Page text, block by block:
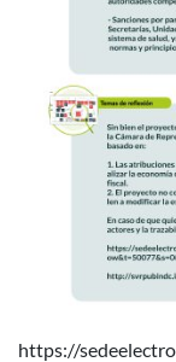
https://